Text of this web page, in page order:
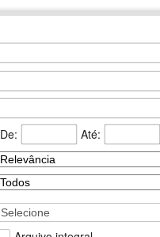
De:
Até:
Selecione